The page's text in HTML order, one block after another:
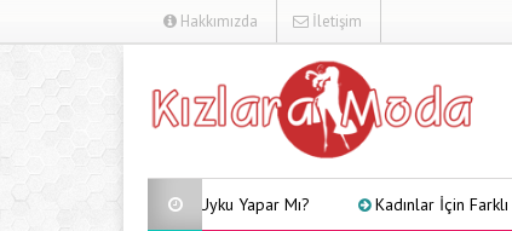
Hakkımızda İletişim
Arveles Uyku Yapar Mı? Kadınlar İçin Farklı